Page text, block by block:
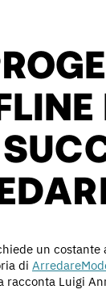
un
di
racconta Luigi